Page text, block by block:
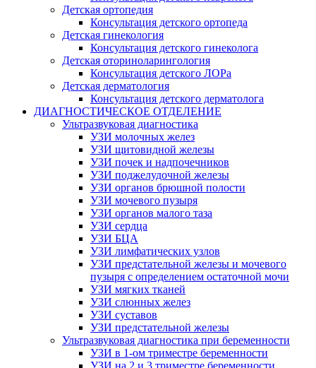
Детская ортопедия
Консультация детского ортопеда
Детская гинекология
Консультация детского гинеколога
Детская оториноларингология
Консультация детского ЛОРа
Детская дерматология
Консультация детского дерматолога
ДИАГНОСТИЧЕСКОЕ ОТДЕЛЕНИЕ
Ультразвуковая диагностика
УЗИ молочных желез
УЗИ щитовидной железы
УЗИ почек и надпочечников
УЗИ поджелудочной железы
УЗИ органов брюшной полости
УЗИ мочевого пузыря
УЗИ органов малого таза
УЗИ сердца
УЗИ БЦА
УЗИ лимфатических узлов
УЗИ предстательной железы и мочевого
пузыря с определением остаточной мочи
УЗИ мягких тканей
УЗИ слюнных желез
УЗИ суставов
УЗИ предстательной железы
Ультразвуковая диагностика при беременности
УЗИ в 1-ом триместре беременности